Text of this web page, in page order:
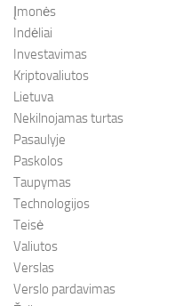
Įmonės
Indėliai
Investavimas
Kriptovaliutos
Lietuva
Nekilnojamas turtas
Pasaulyje
Paskolos
Taupymas
Technologijos
Teisė
Valiutos
Verslas
Verslo pardavimas